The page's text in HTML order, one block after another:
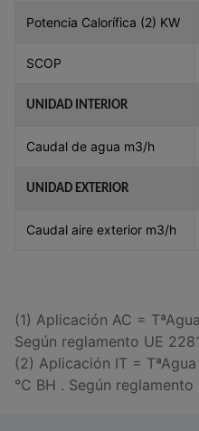
Potencia Calorífica (2) KW
SCOP
UNIDAD INTERIOR
Caudal de agua m3/h
UNIDAD EXTERIOR
Caudal aire exterior m3/h
(1) Aplicación AC =
Según reglamento UE
(2) Aplicación IT =
°C BH . Según reglamento